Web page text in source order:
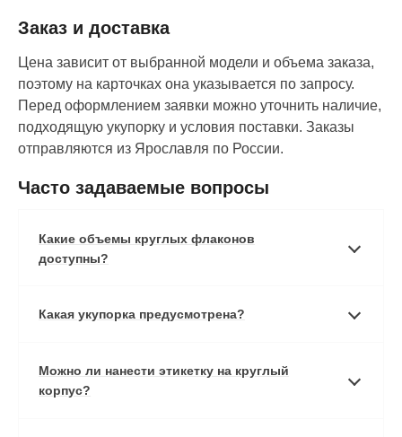
Заказ и доставка
Цена зависит от выбранной модели и объема заказа,
поэтому на карточках она указывается по запросу.
Перед оформлением заявки можно уточнить наличие,
подходящую укупорку и условия поставки. Заказы
отправляются из Ярославля по России.
Часто задаваемые вопросы
Какие объемы круглых флаконов
доступны?
Какая укупорка предусмотрена?
Можно ли нанести этикетку на круглый
корпус?